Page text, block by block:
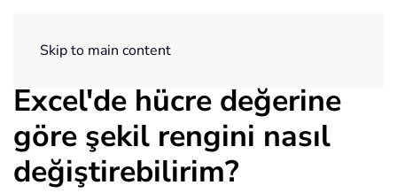
Skip to main content
Excel'de hücre değerine
göre şekil rengini nasıl
değiştirebilirim?